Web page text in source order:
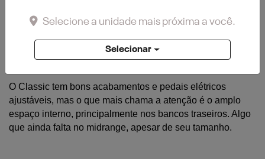
de zona dupla, mas não há ajuste de profundidade da
O Classic tem bons acabamentos e pedais elétricos
ajustáveis, mas o que mais chama a atenção é o amplo
espaço interno, principalmente nos bancos traseiros. Algo
que ainda falta no midrange, apesar de seu tamanho.
Selecione a unidade mais próxima a você.
Selecionar